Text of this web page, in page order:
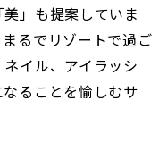
」も提案していま
るでリゾートで過ご
イル、アイラッシ
ることを愉しむサ